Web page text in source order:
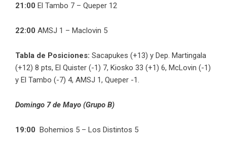
21:00 El Tambo 7 – Queper 12
22:00 AMSJ 1 – Maclovin 5
Tabla de Posiciones: Sacapukes (+13) y Dep. Martingala
(+12) 8 pts, El Quister (-1) 7, Kiosko 33 (+1) 6, McLovin (-1)
y El Tambo (-7) 4, AMSJ 1, Queper -1.
Domingo 7 de Mayo (Grupo B)
19:00 Bohemios 5 – Los Distintos 5